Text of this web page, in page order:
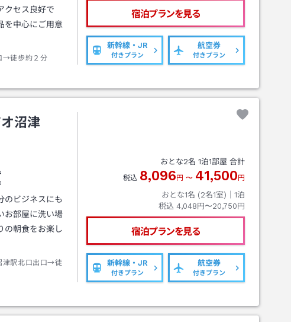
クセス良好で
を中心にご用意
→徒歩約２分
宿泊プランを見る
新幹線・JR
付きプラン
航空券
付きプラン
沼津
のビジネスにも
お部屋に洗い場
の朝食をお楽し
津駅北口出口→徒
おとな2名 1泊1部屋 合計
税込 8,096 円 〜 41,500 円
おとな1名 (2名1室)｜ 1泊
税込 4,048円〜20,750円
宿泊プランを見る
新幹線・JR
付きプラン
航空券
付きプラン